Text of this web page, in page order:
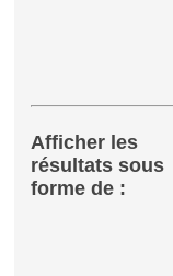
Afficher les
résultats sous
forme de :